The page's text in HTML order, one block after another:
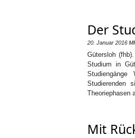
Der
20. Januar 2016
Gütersloh
Studium in
Studiengänge
Studierenden
Theoriephasen
Mit